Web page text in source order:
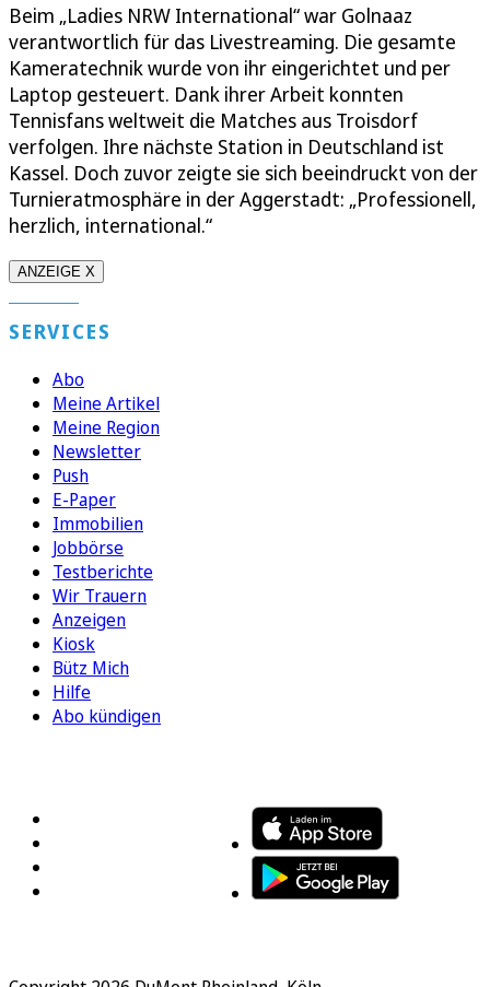
Beim „Ladies NRW International“ war Golnaaz
verantwortlich für das Livestreaming. Die gesamte
Kameratechnik wurde von ihr eingerichtet und per
Laptop gesteuert. Dank ihrer Arbeit konnten
Tennisfans weltweit die Matches aus Troisdorf
verfolgen. Ihre nächste Station in Deutschland ist
Kassel. Doch zuvor zeigte sie sich beeindruckt von der
Turnieratmosphäre in der Aggerstadt: „Professionell,
herzlich, international.“
ANZEIGE X
SERVICES
Abo
Meine Artikel
Meine Region
Newsletter
Push
E-Paper
Immobilien
Jobbörse
Testberichte
Wir Trauern
Anzeigen
Kiosk
Bütz Mich
Hilfe
Abo kündigen